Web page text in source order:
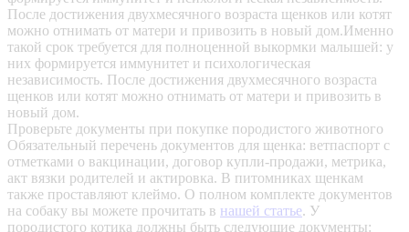
После достижения двухмесячного возраста щенков или котят
можно отнимать от матери и привозить в новый дом.Именно
такой срок требуется для полноценной выкормки малышей: у
них формируется иммунитет и психологическая
независимость. После достижения двухмесячного возраста
щенков или котят можно отнимать от матери и привозить в
новый дом.
Проверьте документы при покупке породистого животного
Обязательный перечень документов для щенка: ветпаспорт с
отметками о вакцинации, договор купли-продажи, метрика,
акт вязки родителей и актировка. В питомниках щенкам
также проставляют клеймо. О полном комплекте документов
на собаку вы можете прочитать в нашей статье. У
породистого котика должны быть следующие документы: